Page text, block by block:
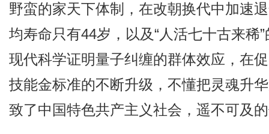
野蛮的家天下体制，在改朝换代中加速
均寿命只有44岁，以及“人活七十古来
现代科学证明量子纠缠的群体效应，在
技能金标准的不断升级，不懂把灵魂升
致了中国特色共产主义社会，遥不可及